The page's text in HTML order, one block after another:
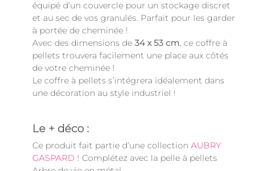
équipé d’un couvercle pour un stockage discret
et au sec de vos granulés. Parfait pour les garder
à portée de cheminée !
Avec des dimensions de 34 x 53 cm, ce coffre à
pellets trouvera facilement une place aux côtés
de votre cheminée !
Le coffre à pellets s’intégrera idéalement dans
une décoration au style industriel !
Le + déco :
Ce produit fait partie d’une collection AUBRY
GASPARD ! Complétez avec la pelle à pellets